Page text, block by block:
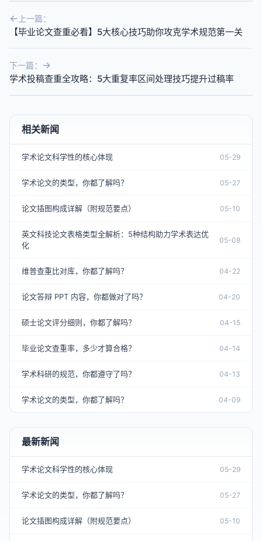
上一篇：
【毕业论文查重必看】5大核心技巧助你攻克学术规范第一关
下一篇：
学术投稿查重全攻略：5大重复率区间处理技巧提升过稿率
相关新闻
学术论文科学性的核心体现 05-29
学术论文的类型，你都了解吗？ 05-27
论文插图构成详解（附规范要点） 05-10
英文科技论文表格类型全解析：5种结构助力学术表达优
化
05-08
维普查重比对库，你都了解吗？ 04-22
论文答辩 PPT 内容，你都做对了吗？ 04-20
硕士论文评分细则，你都了解吗？ 04-15
毕业论文查重率，多少才算合格？ 04-14
学术科研的规范，你都遵守了吗？ 04-13
学术论文的类型，你都了解吗？ 04-09
最新新闻
学术论文科学性的核心体现 05-29
学术论文的类型，你都了解吗？ 05-27
论文插图构成详解（附规范要点） 05-10